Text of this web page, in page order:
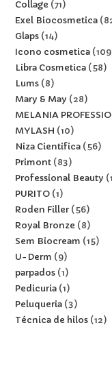
Collage
71
Exel Biocosmetica
Glaps 14
Icono cosmetica 109
Libra Cosmetica 58
Lums 8
Mary & May
28
MELANIA
MYLASH
10
Niza Cientifica 56
Primont 83
Professional Beauty
PURITO 1
Roden Filler 56
Royal Bronze
8
Sem Biocream
15
U-Derm
9
parpados 1
Pedicuria 1
Peluqueria 3
Técnica de hilos 12